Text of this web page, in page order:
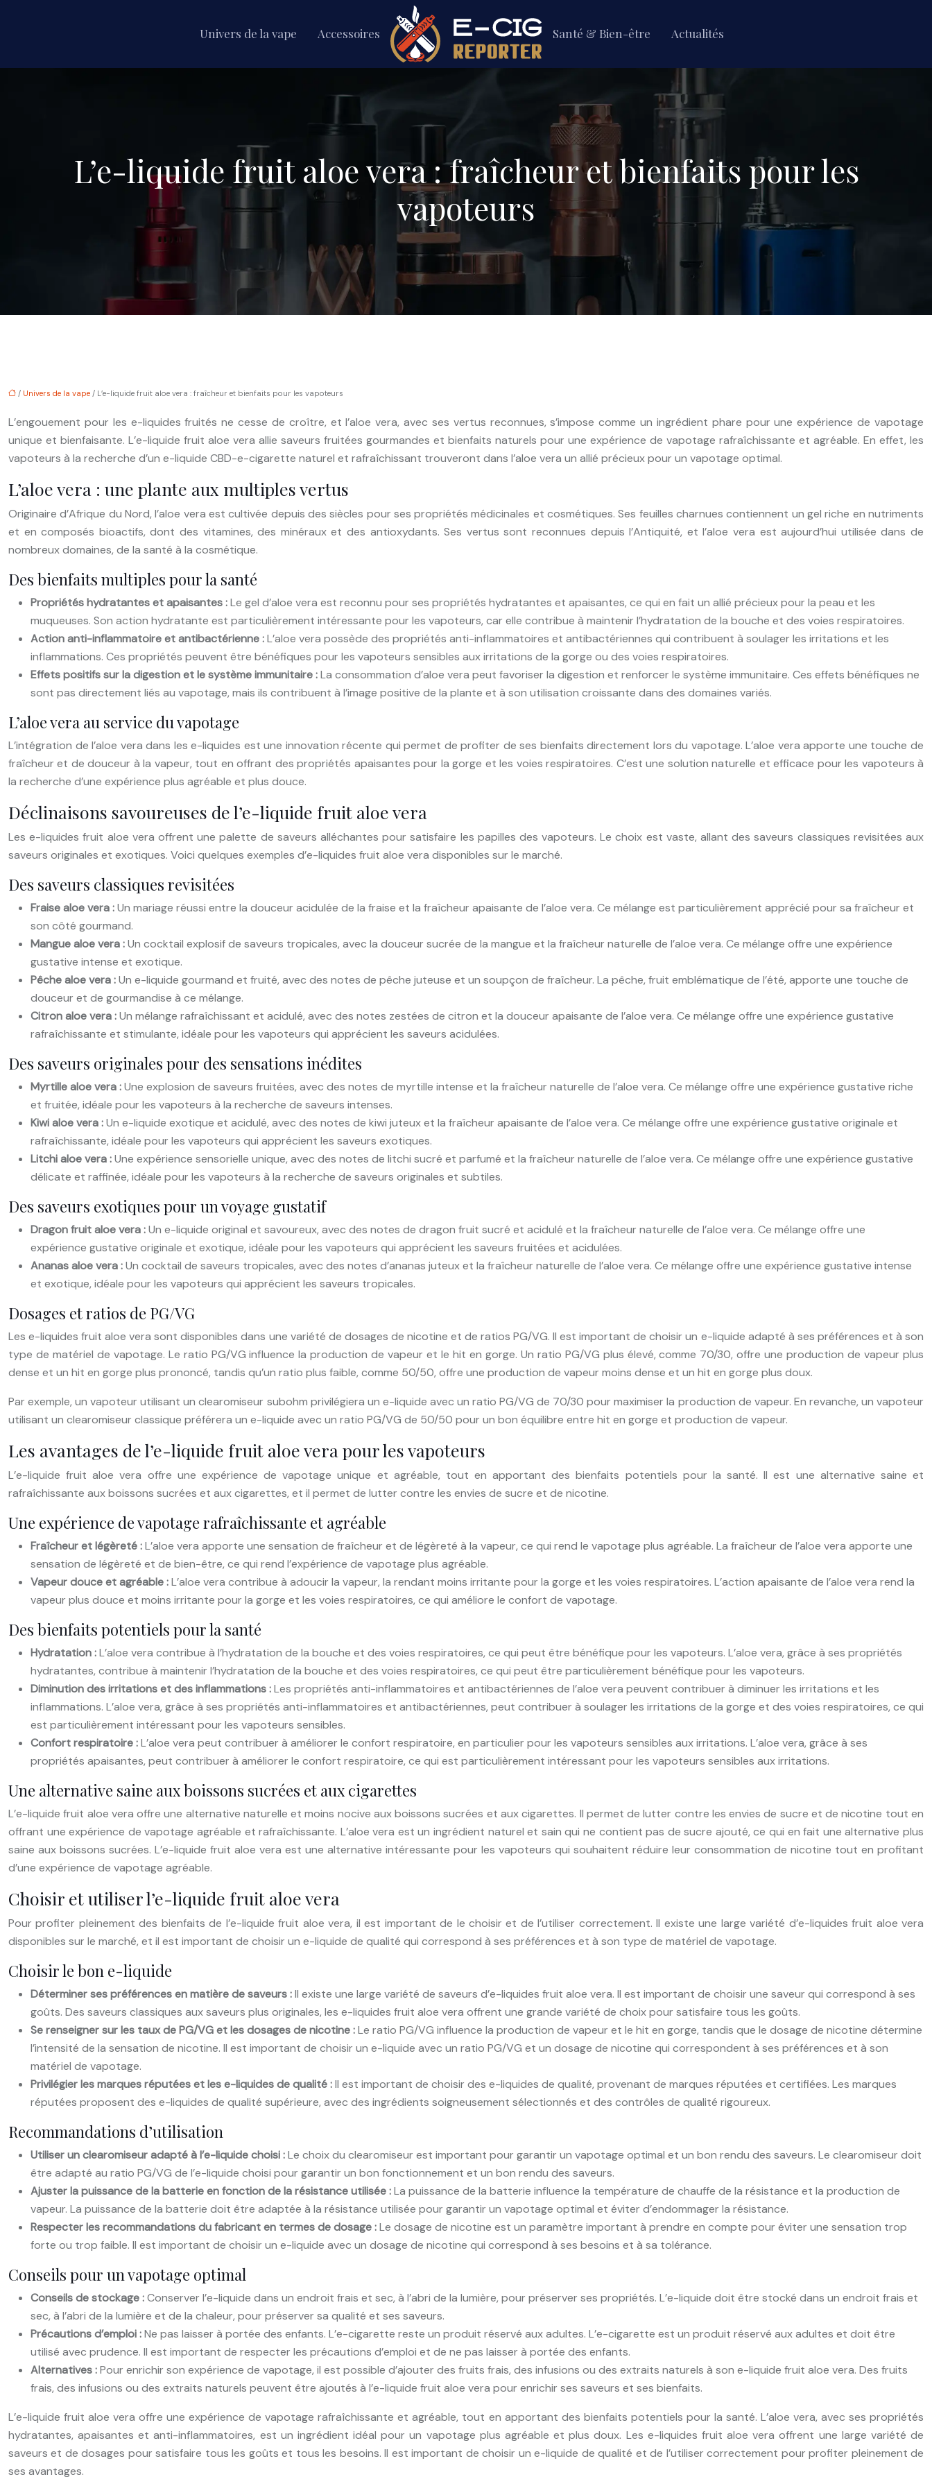
Accessoires
Univers de la vape Santé & Bien-être Actualités
L’e-liquide fruit aloe vera : fraîcheur et bienfaits pour les
vapoteurs
/ Univers de la vape / L’e-liquide fruit aloe vera : fraîcheur et bienfaits pour les vapoteurs
L’engouement pour les e-liquides fruités ne cesse de croître, et l’aloe vera, avec ses vertus reconnues, s’impose comme un ingrédient phare pour une expérience de vapotage
unique et bienfaisante. L’e-liquide fruit aloe vera allie saveurs fruitées gourmandes et bienfaits naturels pour une expérience de vapotage rafraîchissante et agréable. En effet, les
vapoteurs à la recherche d’un e-liquide CBD-e-cigarette naturel et rafraîchissant trouveront dans l’aloe vera un allié précieux pour un vapotage optimal.
L’aloe vera : une plante aux multiples vertus
Originaire d’Afrique du Nord, l’aloe vera est cultivée depuis des siècles pour ses propriétés médicinales et cosmétiques. Ses feuilles charnues contiennent un gel riche en nutriments
et en composés bioactifs, dont des vitamines, des minéraux et des antioxydants. Ses vertus sont reconnues depuis l’Antiquité, et l’aloe vera est aujourd’hui utilisée dans de
nombreux domaines, de la santé à la cosmétique.
Des bienfaits multiples pour la santé
Propriétés hydratantes et apaisantes :Le gel d’aloe vera est reconnu pour ses propriétés hydratantes et apaisantes, ce qui en fait un allié précieux pour la peau et les
muqueuses. Son action hydratante est particulièrement intéressante pour les vapoteurs, car elle contribue à maintenir l’hydratation de la bouche et des voies respiratoires.
Action anti-inflammatoire et antibactérienne :L’aloe vera possède des propriétés anti-inflammatoires et antibactériennes qui contribuent à soulager les irritations et les
inflammations. Ces propriétés peuvent être bénéfiques pour les vapoteurs sensibles aux irritations de la gorge ou des voies respiratoires.
Effets positifs sur la digestion et le système immunitaire :La consommation d’aloe vera peut favoriser la digestion et renforcer le système immunitaire. Ces effets bénéfiques ne
sont pas directement liés au vapotage, mais ils contribuent à l’image positive de la plante et à son utilisation croissante dans des domaines variés.
L’aloe vera au service du vapotage
L’intégration de l’aloe vera dans les e-liquides est une innovation récente qui permet de profiter de ses bienfaits directement lors du vapotage. L’aloe vera apporte une touche de
fraîcheur et de douceur à la vapeur, tout en offrant des propriétés apaisantes pour la gorge et les voies respiratoires. C’est une solution naturelle et efficace pour les vapoteurs à
la recherche d’une expérience plus agréable et plus douce.
Déclinaisons savoureuses de l’e-liquide fruit aloe vera
Les e-liquides fruit aloe vera offrent une palette de saveurs alléchantes pour satisfaire les papilles des vapoteurs. Le choix est vaste, allant des saveurs classiques revisitées aux
saveurs originales et exotiques. Voici quelques exemples d’e-liquides fruit aloe vera disponibles sur le marché.
Des saveurs classiques revisitées
Fraise aloe vera :Un mariage réussi entre la douceur acidulée de la fraise et la fraîcheur apaisante de l’aloe vera. Ce mélange est particulièrement apprécié pour sa fraîcheur et
son côté gourmand.
Mangue aloe vera :Un cocktail explosif de saveurs tropicales, avec la douceur sucrée de la mangue et la fraîcheur naturelle de l’aloe vera. Ce mélange offre une expérience
gustative intense et exotique.
Pêche aloe vera :Un e-liquide gourmand et fruité, avec des notes de pêche juteuse et un soupçon de fraîcheur. La pêche, fruit emblématique de l’été, apporte une touche de
douceur et de gourmandise à ce mélange.
Citron aloe vera :Un mélange rafraîchissant et acidulé, avec des notes zestées de citron et la douceur apaisante de l’aloe vera. Ce mélange offre une expérience gustative
rafraîchissante et stimulante, idéale pour les vapoteurs qui apprécient les saveurs acidulées.
Des saveurs originales pour des sensations inédites
Myrtille aloe vera :Une explosion de saveurs fruitées, avec des notes de myrtille intense et la fraîcheur naturelle de l’aloe vera. Ce mélange offre une expérience gustative riche
et fruitée, idéale pour les vapoteurs à la recherche de saveurs intenses.
Kiwi aloe vera :Un e-liquide exotique et acidulé, avec des notes de kiwi juteux et la fraîcheur apaisante de l’aloe vera. Ce mélange offre une expérience gustative originale et
rafraîchissante, idéale pour les vapoteurs qui apprécient les saveurs exotiques.
Litchi aloe vera :Une expérience sensorielle unique, avec des notes de litchi sucré et parfumé et la fraîcheur naturelle de l’aloe vera. Ce mélange offre une expérience gustative
délicate et raffinée, idéale pour les vapoteurs à la recherche de saveurs originales et subtiles.
Des saveurs exotiques pour un voyage gustatif
Dragon fruit aloe vera :Un e-liquide original et savoureux, avec des notes de dragon fruit sucré et acidulé et la fraîcheur naturelle de l’aloe vera. Ce mélange offre une
expérience gustative originale et exotique, idéale pour les vapoteurs qui apprécient les saveurs fruitées et acidulées.
Ananas aloe vera :Un cocktail de saveurs tropicales, avec des notes d’ananas juteux et la fraîcheur naturelle de l’aloe vera. Ce mélange offre une expérience gustative intense
et exotique, idéale pour les vapoteurs qui apprécient les saveurs tropicales.
Dosages et ratios de PG/VG
Les e-liquides fruit aloe vera sont disponibles dans une variété de dosages de nicotine et de ratios PG/VG. Il est important de choisir un e-liquide adapté à ses préférences et à son
type de matériel de vapotage. Le ratio PG/VG influence la production de vapeur et le hit en gorge. Un ratio PG/VG plus élevé, comme 70/30, offre une production de vapeur plus
dense et un hit en gorge plus prononcé, tandis qu’un ratio plus faible, comme 50/50, offre une production de vapeur moins dense et un hit en gorge plus doux.
Par exemple, un vapoteur utilisant un clearomiseur subohm privilégiera un e-liquide avec un ratio PG/VG de 70/30 pour maximiser la production de vapeur. En revanche, un vapoteur
utilisant un clearomiseur classique préférera un e-liquide avec un ratio PG/VG de 50/50 pour un bon équilibre entre hit en gorge et production de vapeur.
Les avantages de l’e-liquide fruit aloe vera pour les vapoteurs
L’e-liquide fruit aloe vera offre une expérience de vapotage unique et agréable, tout en apportant des bienfaits potentiels pour la santé. Il est une alternative saine et
rafraîchissante aux boissons sucrées et aux cigarettes, et il permet de lutter contre les envies de sucre et de nicotine.
Une expérience de vapotage rafraîchissante et agréable
Fraîcheur et légèreté :L’aloe vera apporte une sensation de fraîcheur et de légèreté à la vapeur, ce qui rend le vapotage plus agréable. La fraîcheur de l’aloe vera apporte une
sensation de légèreté et de bien-être, ce qui rend l’expérience de vapotage plus agréable.
Vapeur douce et agréable :L’aloe vera contribue à adoucir la vapeur, la rendant moins irritante pour la gorge et les voies respiratoires. L’action apaisante de l’aloe vera rend la
vapeur plus douce et moins irritante pour la gorge et les voies respiratoires, ce qui améliore le confort de vapotage.
Des bienfaits potentiels pour la santé
Hydratation :L’aloe vera contribue à l’hydratation de la bouche et des voies respiratoires, ce qui peut être bénéfique pour les vapoteurs. L’aloe vera, grâce à ses propriétés
hydratantes, contribue à maintenir l’hydratation de la bouche et des voies respiratoires, ce qui peut être particulièrement bénéfique pour les vapoteurs.
Diminution des irritations et des inflammations :Les propriétés anti-inflammatoires et antibactériennes de l’aloe vera peuvent contribuer à diminuer les irritations et les
inflammations. L’aloe vera, grâce à ses propriétés anti-inflammatoires et antibactériennes, peut contribuer à soulager les irritations de la gorge et des voies respiratoires, ce qui
est particulièrement intéressant pour les vapoteurs sensibles.
Confort respiratoire :L’aloe vera peut contribuer à améliorer le confort respiratoire, en particulier pour les vapoteurs sensibles aux irritations. L’aloe vera, grâce à ses
propriétés apaisantes, peut contribuer à améliorer le confort respiratoire, ce qui est particulièrement intéressant pour les vapoteurs sensibles aux irritations.
Une alternative saine aux boissons sucrées et aux cigarettes
L’e-liquide fruit aloe vera offre une alternative naturelle et moins nocive aux boissons sucrées et aux cigarettes. Il permet de lutter contre les envies de sucre et de nicotine tout en
offrant une expérience de vapotage agréable et rafraîchissante. L’aloe vera est un ingrédient naturel et sain qui ne contient pas de sucre ajouté, ce qui en fait une alternative plus
saine aux boissons sucrées. L’e-liquide fruit aloe vera est une alternative intéressante pour les vapoteurs qui souhaitent réduire leur consommation de nicotine tout en profitant
d’une expérience de vapotage agréable.
Choisir et utiliser l’e-liquide fruit aloe vera
Pour profiter pleinement des bienfaits de l’e-liquide fruit aloe vera, il est important de le choisir et de l’utiliser correctement. Il existe une large variété d’e-liquides fruit aloe vera
disponibles sur le marché, et il est important de choisir un e-liquide de qualité qui correspond à ses préférences et à son type de matériel de vapotage.
Choisir le bon e-liquide
Déterminer ses préférences en matière de saveurs :Il existe une large variété de saveurs d’e-liquides fruit aloe vera. Il est important de choisir une saveur qui correspond à ses
goûts. Des saveurs classiques aux saveurs plus originales, les e-liquides fruit aloe vera offrent une grande variété de choix pour satisfaire tous les goûts.
Se renseigner sur les taux de PG/VG et les dosages de nicotine :Le ratio PG/VG influence la production de vapeur et le hit en gorge, tandis que le dosage de nicotine détermine
l’intensité de la sensation de nicotine. Il est important de choisir un e-liquide avec un ratio PG/VG et un dosage de nicotine qui correspondent à ses préférences et à son
matériel de vapotage.
Privilégier les marques réputées et les e-liquides de qualité :Il est important de choisir des e-liquides de qualité, provenant de marques réputées et certifiées. Les marques
réputées proposent des e-liquides de qualité supérieure, avec des ingrédients soigneusement sélectionnés et des contrôles de qualité rigoureux.
Recommandations d’utilisation
Utiliser un clearomiseur adapté à l’e-liquide choisi :Le choix du clearomiseur est important pour garantir un vapotage optimal et un bon rendu des saveurs. Le clearomiseur doit
être adapté au ratio PG/VG de l’e-liquide choisi pour garantir un bon fonctionnement et un bon rendu des saveurs.
Ajuster la puissance de la batterie en fonction de la résistance utilisée :La puissance de la batterie influence la température de chauffe de la résistance et la production de
vapeur. La puissance de la batterie doit être adaptée à la résistance utilisée pour garantir un vapotage optimal et éviter d’endommager la résistance.
Respecter les recommandations du fabricant en termes de dosage :Le dosage de nicotine est un paramètre important à prendre en compte pour éviter une sensation trop
forte ou trop faible. Il est important de choisir un e-liquide avec un dosage de nicotine qui correspond à ses besoins et à sa tolérance.
Conseils pour un vapotage optimal
Conseils de stockage :Conserver l’e-liquide dans un endroit frais et sec, à l’abri de la lumière, pour préserver ses propriétés. L’e-liquide doit être stocké dans un endroit frais et
sec, à l’abri de la lumière et de la chaleur, pour préserver sa qualité et ses saveurs.
Précautions d’emploi :Ne pas laisser à portée des enfants. L’e-cigarette reste un produit réservé aux adultes. L’e-cigarette est un produit réservé aux adultes et doit être
utilisé avec prudence. Il est important de respecter les précautions d’emploi et de ne pas laisser à portée des enfants.
Alternatives :Pour enrichir son expérience de vapotage, il est possible d’ajouter des fruits frais, des infusions ou des extraits naturels à son e-liquide fruit aloe vera. Des fruits
frais, des infusions ou des extraits naturels peuvent être ajoutés à l’e-liquide fruit aloe vera pour enrichir ses saveurs et ses bienfaits.
L’e-liquide fruit aloe vera offre une expérience de vapotage rafraîchissante et agréable, tout en apportant des bienfaits potentiels pour la santé. L’aloe vera, avec ses propriétés
hydratantes, apaisantes et anti-inflammatoires, est un ingrédient idéal pour un vapotage plus agréable et plus doux. Les e-liquides fruit aloe vera offrent une large variété de
saveurs et de dosages pour satisfaire tous les goûts et tous les besoins. Il est important de choisir un e-liquide de qualité et de l’utiliser correctement pour profiter pleinement de
ses avantages.